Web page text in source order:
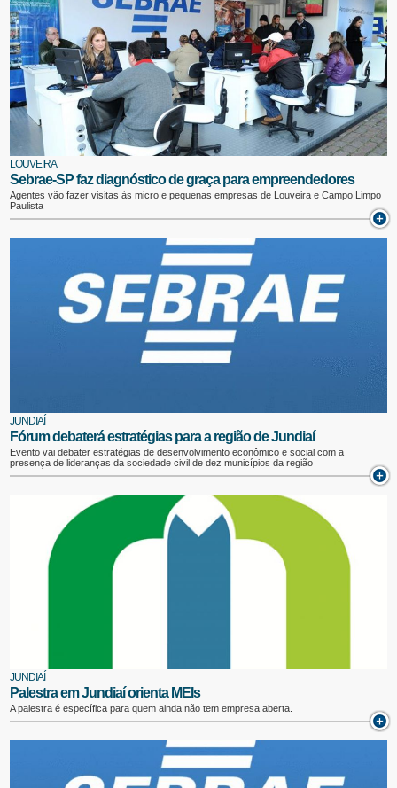
LOUVEIRA
Sebrae-SP faz diagnóstico de graça para empreendedores
Agentes vão fazer visitas às micro e pequenas empresas de Louveira e Campo Limpo
Paulista
JUNDIAÍ
Fórum debaterá estratégias para a região de Jundiaí
Evento vai debater estratégias de desenvolvimento econômico e social com a
presença de lideranças da sociedade civil de dez municípios da região
JUNDIAÍ
Palestra em Jundiaí orienta MEIs
A palestra é específica para quem ainda não tem empresa aberta.